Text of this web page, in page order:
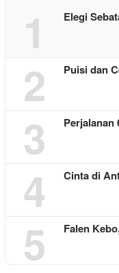
1 Elegi
2 Puisi dan
3
4 Cinta di
5 Falen